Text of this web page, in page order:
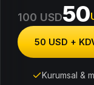
100 USD50
50 USD +
Kurumsal &